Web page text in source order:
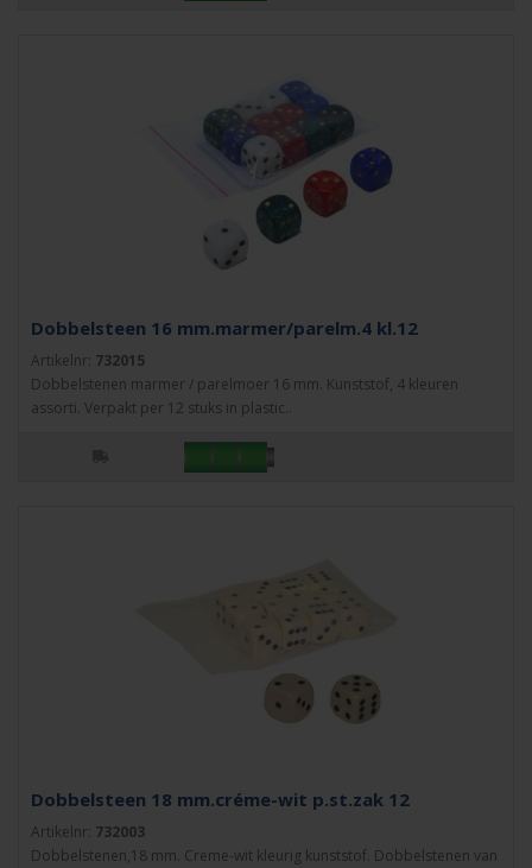
Dobbelsteen 16 mm.marmer/parelm.4 kl.12
Artikelnr: 732015
Dobbelstenen marmer / parelmoer 16 mm. Kunststof, 4 kleuren
assorti. Verpakt per 12 stuks in plastic..
Dobbelsteen 18 mm.créme-wit p.st.zak 12
Artikelnr: 732003
Dobbelstenen,18 mm. Creme-wit kleurig kunststof. Dobbelstenen van